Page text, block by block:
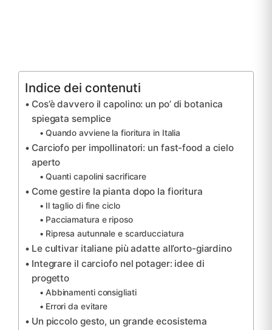
Indice dei contenuti
Cos’è davvero il capolino: un po’ di botanica
spiegata semplice
Quando avviene la fioritura in Italia
Carciofo per impollinatori: un fast-food a cielo
aperto
Quanti capolini sacrificare
Come gestire la pianta dopo la fioritura
Il taglio di fine ciclo
Pacciamatura e riposo
Ripresa autunnale e scarducciatura
Le cultivar italiane più adatte all’orto-giardino
Integrare il carciofo nel potager: idee di
progetto
Abbinamenti consigliati
Errori da evitare
Un piccolo gesto, un grande ecosistema